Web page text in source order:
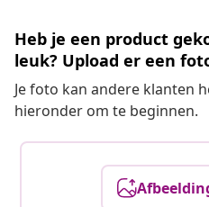
Heb je een product
leuk? Upload er een
Je foto kan andere klanten
hieronder om te beginnen.